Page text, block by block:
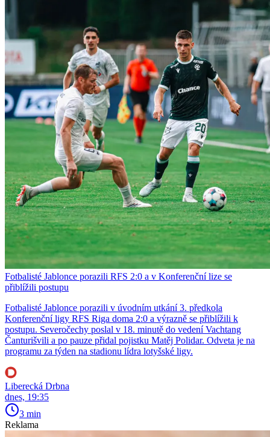
Fotbalisté Jablonce porazili RFS 2:0 a v Konferenční lize se
přiblížili postupu
Fotbalisté Jablonce porazili v úvodním utkání 3. předkola
Konferenční ligy RFS Riga doma 2:0 a výrazně se přiblížili k
postupu. Severočechy poslal v 18. minutě do vedení Vachtang
Čanturišvili a po pauze přidal pojistku Matěj Polidar. Odveta je na
programu za týden na stadionu lídra lotyšské ligy.
Liberecká Drbna
dnes, 19:35
3 min
Reklama